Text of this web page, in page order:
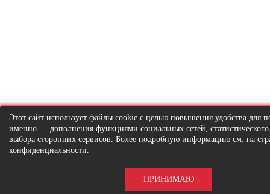
Этот сайт использует файлы cookie с целью повышения удобства для
именно — дополнения функциями социальных сетей, статистического
выбора сторонних сервисов. Более подробную информацию см. на
конфиденциальности.
ПРИНИМАЮ